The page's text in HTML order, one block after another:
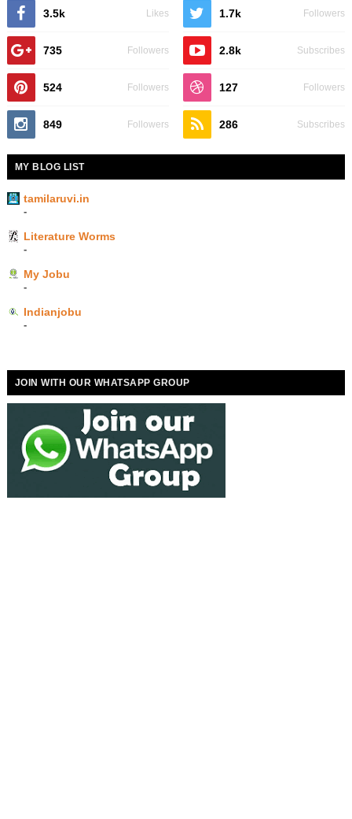
3.5k Likes 1.7k Followers
735 Followers 2.8k Subscribes
524 Followers 127 Followers
849 Followers 286 Subscribes
MY BLOG LIST
tamilaruvi.in
-
Literature Worms
-
My Jobu
-
Indianjobu
-
JOIN WITH OUR WHATSAPP GROUP